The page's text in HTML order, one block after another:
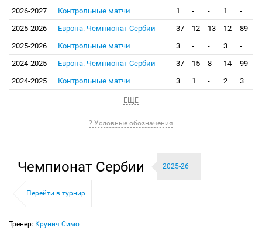
2026-2027
Контрольные матчи 1 - - 1
-
2025-2026
Европа. Чемпионат Сербии 37 12 13 12
89
2025-2026
Контрольные матчи 3 - - 3
-
2024-2025
Европа. Чемпионат Сербии 37 15 8 14
99
2024-2025
Контрольные матчи 3 1 - 2 3
ЕЩЕ
? Условные обозначения
Чемпионат Сербии 2025-26
Перейти в турнир
Тренер: Крунич Симо